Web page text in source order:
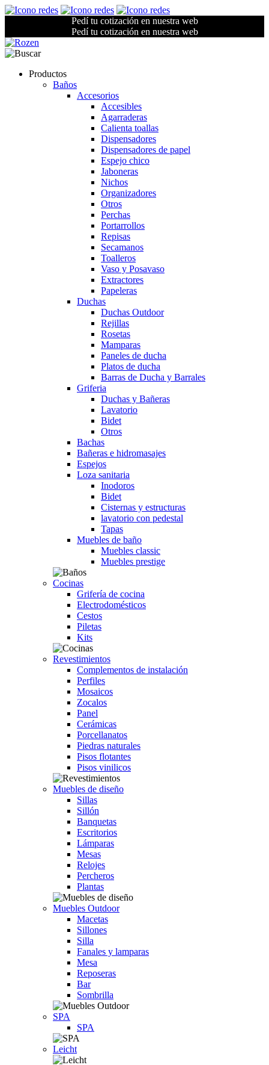
Pedí tu cotización en nuestra web
Pedí tu cotización en nuestra web
Productos
Baños
Accesorios
Accesibles
Agarraderas
Calienta toallas
Dispensadores
Dispensadores de papel
Espejo chico
Jaboneras
Nichos
Organizadores
Otros
Perchas
Portarrollos
Repisas
Secamanos
Toalleros
Vaso y Posavaso
Extractores
Papeleras
Duchas
Duchas Outdoor
Rejillas
Rosetas
Mamparas
Paneles de ducha
Platos de ducha
Barras de Ducha y Barrales
Griferia
Duchas y Bañeras
Lavatorio
Bidet
Otros
Bachas
Bañeras e hidromasajes
Espejos
Loza sanitaria
Inodoros
Bidet
Cisternas y estructuras
lavatorio con pedestal
Tapas
Muebles de baño
Muebles classic
Muebles prestige
Cocinas
Grifería de cocina
Electrodomésticos
Cestos
Piletas
Kits
Revestimientos
Complementos de instalación
Perfiles
Mosaicos
Zocalos
Panel
Cerámicas
Porcellanatos
Piedras naturales
Pisos flotantes
Pisos vinilicos
Muebles de diseño
Sillas
Sillón
Banquetas
Escritorios
Lámparas
Mesas
Relojes
Percheros
Plantas
Muebles Outdoor
Macetas
Sillones
Silla
Fanales y lamparas
Mesa
Reposeras
Bar
Sombrilla
SPA
SPA
Leicht